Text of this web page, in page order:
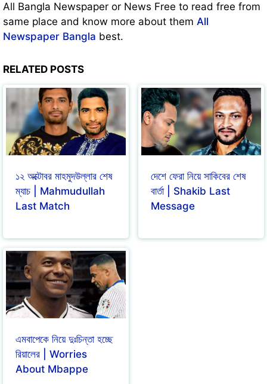
All Bangla Newspaper or News Free to read free from
same place and know more about them All
Newspaper Bangla best.
RELATED POSTS
১২ অক্টোবর মাহমুদউল্লার শেষ
ম্যাচ | Mahmudullah
Last Match
দেশে ফেরা নিয়ে সাকিবের শেষ
বার্তা | Shakib Last
Message
এমবাপেকে নিয়ে দুঃচিন্তা হচ্ছে
রিয়ালের | Worries
About Mbappe